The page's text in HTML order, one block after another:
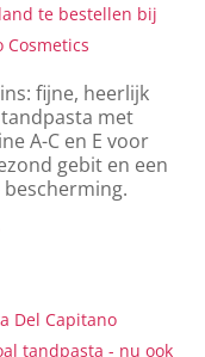
fijne, heerlijk
met
A-C en E voor
gebit en een